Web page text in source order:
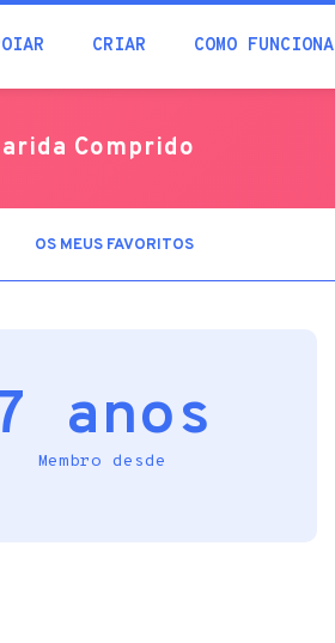
CRIAR COMO FUNCIONA
Comprido
OS MEUS FAVORITOS
anos
Membro desde